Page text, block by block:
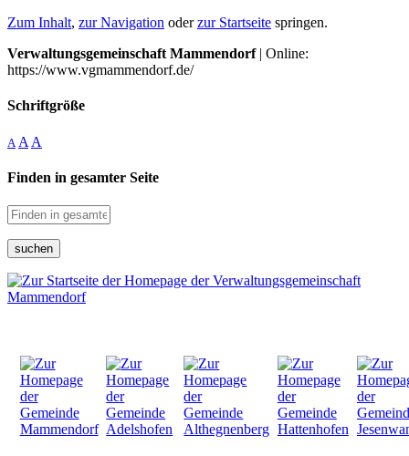
Zum Inhalt, zur Navigation oderzur Startseite springen.
Verwaltungsgemeinschaft Mammendorf| Online:
https://www.vgmammendorf.de/
Schriftgröße
A A A
Finden in gesamter Seite
suchen